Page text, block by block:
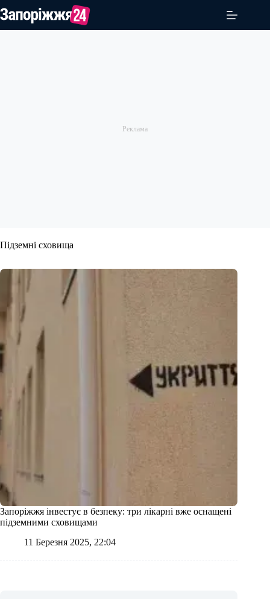
до
Підземні сховища
Запоріжжя інвестує в безпеку: три лікарні вже оснащені
підземними сховищами
11 Березня 2025, 22:04